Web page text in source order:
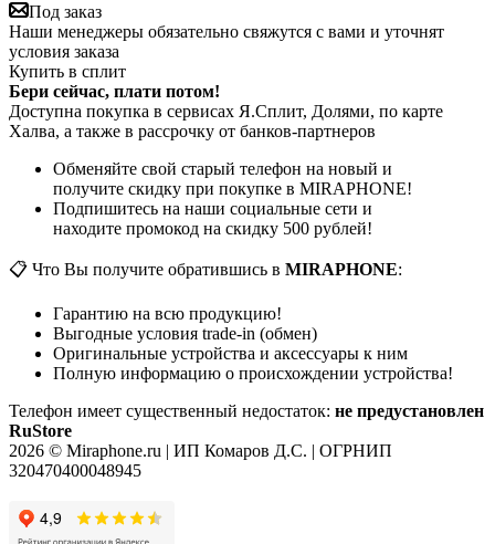
Под заказ
Наши менеджеры обязательно свяжутся с вами и уточнят
условия заказа
Купить в сплит
Бери сейчас, плати потом!
Доступна покупка в сервисах Я.Сплит, Долями, по карте
Халва, а также в рассрочку от банков-партнеров
Обменяйте свой старый телефон на новый и
получите скидку при покупке в MIRAPHONE!
Подпишитесь на наши социальные сети и
находите промокод на скидку 500 рублей!
📋 Что Вы получите обратившись в MIRAPHONE:
Гарантию на всю продукцию!
Выгодные условия trade-in (обмен)
Оригинальные устройства и аксессуары к ним
Полную информацию о происхождении устройства!
Телефон имеет существенный недостаток: не предустановлен
RuStore
2026 © Miraphone.ru | ИП Комаров Д.С. | ОГРНИП
320470400048945